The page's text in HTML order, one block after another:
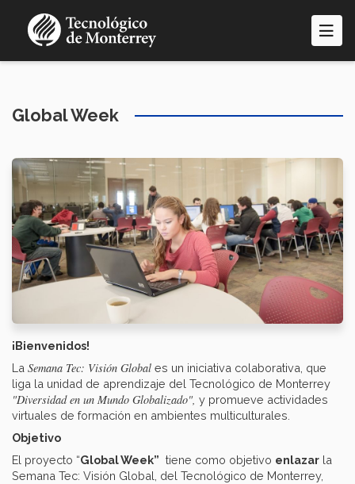
contenido
Global Week
¡Bienvenidos!
La Semana Tec: Visión Global es un iniciativa colaborativa, que
liga la unidad de aprendizaje del Tecnológico de Monterrey
"Diversidad en un Mundo Globalizado", y promueve actividades
virtuales de formación en ambientes multiculturales.
Objetivo
El proyecto “Global Week” tiene como objetivo enlazar la
Semana Tec: Visión Global, del Tecnológico de Monterrey,